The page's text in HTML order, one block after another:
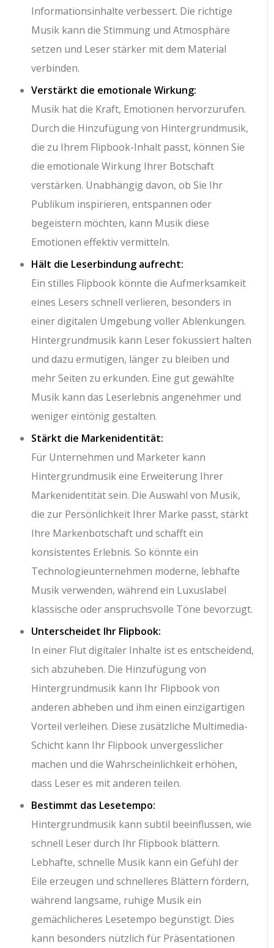
Informationsinhalte verbessert. Die richtige
Musik kann die Stimmung und Atmosphäre
setzen und Leser stärker mit dem Material
verbinden.
Verstärkt die emotionale Wirkung:
Musik hat die Kraft, Emotionen hervorzurufen.
Durch die Hinzufügung von Hintergrundmusik,
die zu Ihrem Flipbook-Inhalt passt, können Sie
die emotionale Wirkung Ihrer Botschaft
verstärken. Unabhängig davon, ob Sie Ihr
Publikum inspirieren, entspannen oder
begeistern möchten, kann Musik diese
Emotionen effektiv vermitteln.
Hält die Leserbindung aufrecht:
Ein stilles Flipbook könnte die Aufmerksamkeit
eines Lesers schnell verlieren, besonders in
einer digitalen Umgebung voller Ablenkungen.
Hintergrundmusik kann Leser fokussiert halten
und dazu ermutigen, länger zu bleiben und
mehr Seiten zu erkunden. Eine gut gewählte
Musik kann das Leserlebnis angenehmer und
weniger eintönig gestalten.
Stärkt die Markenidentität:
Für Unternehmen und Marketer kann
Hintergrundmusik eine Erweiterung Ihrer
Markenidentität sein. Die Auswahl von Musik,
die zur Persönlichkeit Ihrer Marke passt, stärkt
Ihre Markenbotschaft und schafft ein
konsistentes Erlebnis. So könnte ein
Technologieunternehmen moderne, lebhafte
Musik verwenden, während ein Luxuslabel
klassische oder anspruchsvolle Töne bevorzugt.
Unterscheidet Ihr Flipbook:
In einer Flut digitaler Inhalte ist es entscheidend,
sich abzuheben. Die Hinzufügung von
Hintergrundmusik kann Ihr Flipbook von
anderen abheben und ihm einen einzigartigen
Vorteil verleihen. Diese zusätzliche Multimedia-
Schicht kann Ihr Flipbook unvergesslicher
machen und die Wahrscheinlichkeit erhöhen,
dass Leser es mit anderen teilen.
Bestimmt das Lesetempo:
Hintergrundmusik kann subtil beeinflussen, wie
schnell Leser durch Ihr Flipbook blättern.
Lebhafte, schnelle Musik kann ein Gefühl der
Eile erzeugen und schnelleres Blättern fördern,
während langsame, ruhige Musik ein
gemächlicheres Lesetempo begünstigt. Dies
kann besonders nützlich für Präsentationen